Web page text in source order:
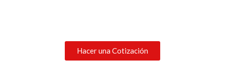
Hacer una Cotización